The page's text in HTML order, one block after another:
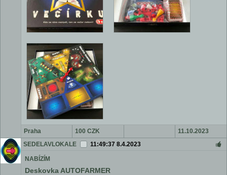
Praha 100 CZK
11.10.2023
SEDELAVLOKALE
11:49:37 8.4.2023
NABÍZÍM
Deskovka AUTOFARMER